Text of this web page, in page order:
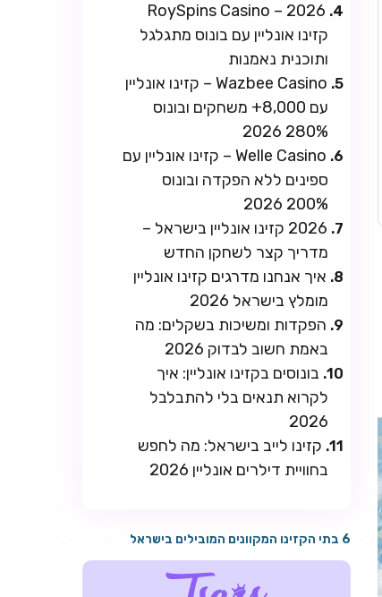
RoySpins Casino – 2026
קזינו אונליין עם בונוס מתגלגל
ותוכנית נאמנות
Wazbee Casino – קזינו אונליין
עם 8,000+ משחקים ובונוס
280% 2026
Welle Casino – קזינו אונליין עם
ספינים ללא הפקדה ובונוס
200% 2026
2026 קזינו אונליין בישראל –
מדריך קצר לשחקן החדש
איך אנחנו מדרגים קזינו אונליין
מומלץ בישראל 2026
הפקדות ומשיכות בשקלים: מה
באמת חשוב לבדוק 2026
בונוסים בקזינו אונליין: איך
לקרוא תנאים בלי להתבלבל
2026
קזינו לייב בישראל: מה לחפש
בחוויית דילרים אונליין 2026
6 בתי הקזינו המקוונים המובילים בישראל